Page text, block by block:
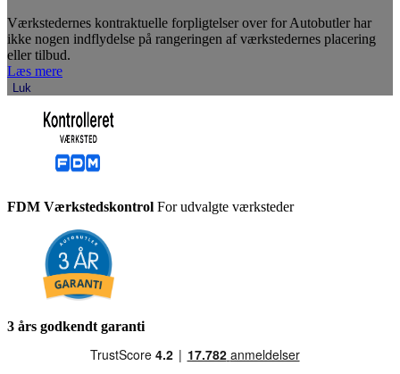
Værkstedernes kontraktuelle forpligtelser over for Autobutler har
ikke nogen indflydelse på rangeringen af værkstedernes placering
eller tilbud.
Læs mere
Luk
FDM Værkstedskontrol For udvalgte værksteder
3 års godkendt garanti